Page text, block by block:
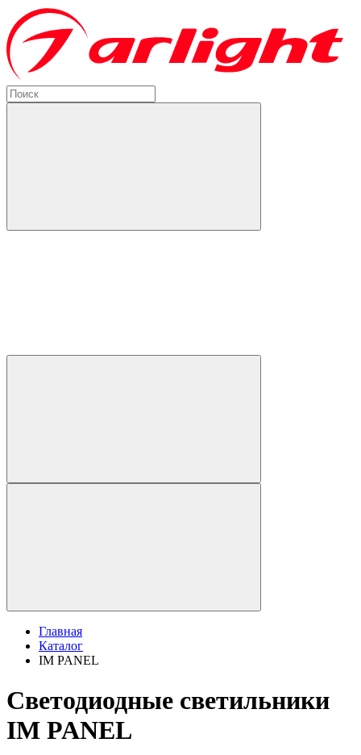
Главная
Каталог
IM PANEL
Светодиодные светильники
IM PANEL